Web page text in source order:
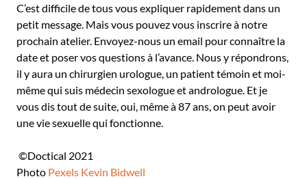
C’est difficile de tous vous expliquer rapidement dans un
petit message. Mais vous pouvez vous inscrire à notre
prochain atelier. Envoyez-nous un email pour connaître la
date et poser vos questions à l’avance. Nous y répondrons,
il y aura un chirurgien urologue, un patient témoin et moi-
même qui suis médecin sexologue et andrologue. Et je
vous dis tout de suite, oui, même à 87 ans, on peut avoir
une vie sexuelle qui fonctionne.
©Doctical 2021
Photo Pexels Kevin Bidwell